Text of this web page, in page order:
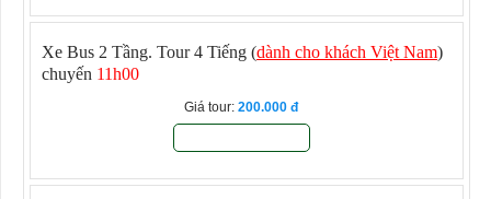
Xe Bus 2 Tầng. Tour 4 Tiếng (dành cho khách Việt Nam)
chuyến 11h00
Giá tour: 200.000